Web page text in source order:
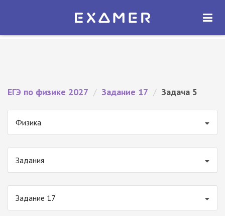
Экзамер — ЕГЭ 2027
ОТКРЫТЬ
ЕГЭ по физике 2027 / Задание 17 / Задача 5
Физика
Задания
Задание 17